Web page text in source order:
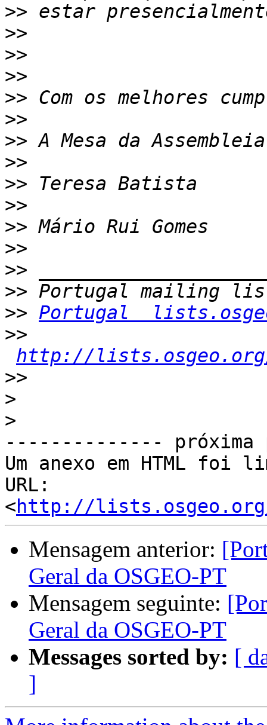
>>
>>
>>
>>
>>
>>
>>
>>
>>
>>
>>
>>
>>
>>
>> Portugal
>>
http://
>>
>
>
--------------
Um anexo em HTML foi
URL:
<http://lists.osgeo.org/
Mensagem anterior:
Geral da OSGEO-PT
Mensagem seguinte:
Geral da OSGEO-PT
Messages sorted by: [
]